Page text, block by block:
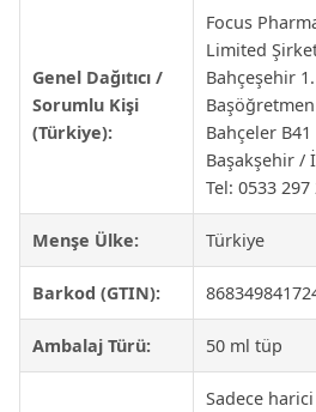
Genel Dağıtıcı /
Sorumlu Kişi
(Türkiye):
Focus
Limited
Bahçeşehir 1.
Bahçeler
Başakşehir /
Tel: 0533 297
Menşe Ülke: Türkiye
Barkod (GTIN):
Ambalaj Türü: 50 ml tüp
Sadece